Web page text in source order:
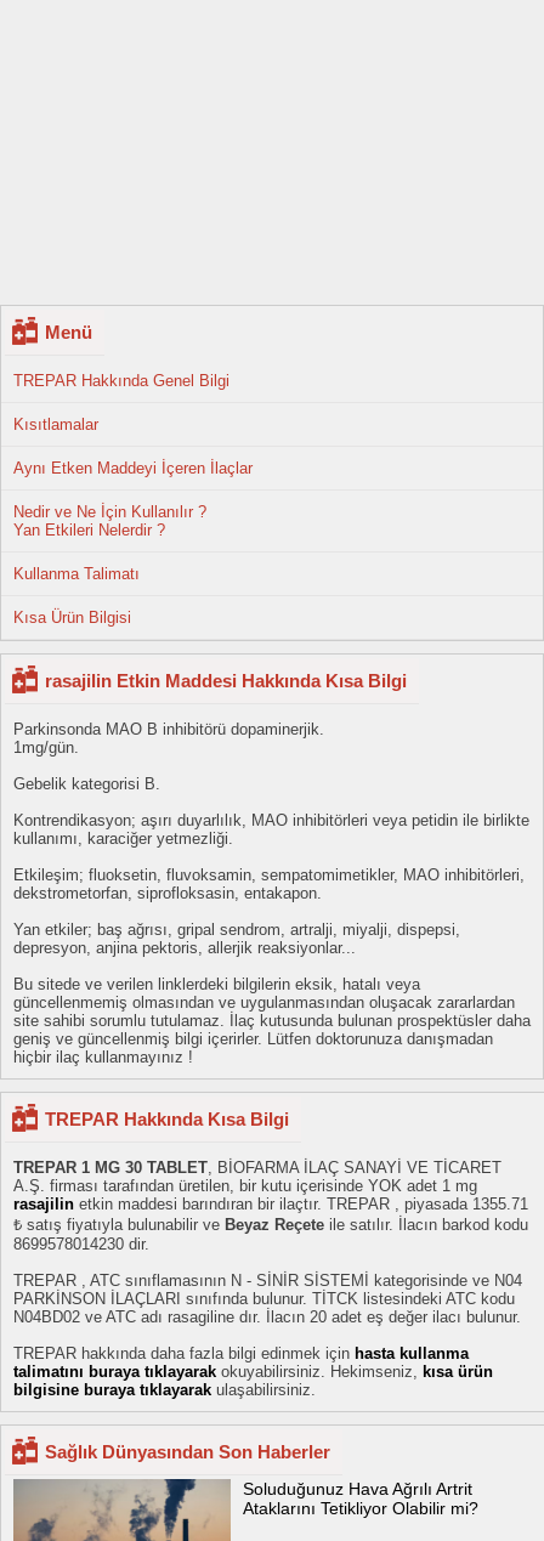
Menü
TREPAR Hakkında Genel Bilgi
Kısıtlamalar
Aynı Etken Maddeyi İçeren İlaçlar
Nedir ve Ne İçin Kullanılır ?
Yan Etkileri Nelerdir ?
Kullanma Talimatı
Kısa Ürün Bilgisi
rasajilin Etkin Maddesi Hakkında Kısa Bilgi
Parkinsonda MAO B inhibitörü dopaminerjik.
1mg/gün.
Gebelik kategorisi B.
Kontrendikasyon; aşırı duyarlılık, MAO inhibitörleri veya petidin ile birlikte
kullanımı, karaciğer yetmezliği.
Etkileşim; fluoksetin, fluvoksamin, sempatomimetikler, MAO inhibitörleri,
dekstrometorfan, siprofloksasin, entakapon.
Yan etkiler; baş ağrısı, gripal sendrom, artralji, miyalji, dispepsi,
depresyon, anjina pektoris, allerjik reaksiyonlar...
Bu sitede ve verilen linklerdeki bilgilerin eksik, hatalı veya
güncellenmemiş olmasından ve uygulanmasından oluşacak zararlardan
site sahibi sorumlu tutulamaz. İlaç kutusunda bulunan prospektüsler daha
geniş ve güncellenmiş bilgi içerirler. Lütfen doktorunuza danışmadan
hiçbir ilaç kullanmayınız !
TREPAR Hakkında Kısa Bilgi
TREPAR 1 MG 30 TABLET, BİOFARMA İLAÇ SANAYİ VE TİCARET
A.Ş. firması tarafından üretilen, bir kutu içerisinde YOK adet 1 mg
rasajilin etkin maddesi barındıran bir ilaçtır. TREPAR , piyasada 1355.71
₺ satış fiyatıyla bulunabilir ve Beyaz Reçete ile satılır. İlacın barkod kodu
8699578014230 dir.
TREPAR , ATC sınıflamasının N - SİNİR SİSTEMİ kategorisinde ve N04
PARKİNSON İLAÇLARI sınıfında bulunur. TİTCK listesindeki ATC kodu
N04BD02 ve ATC adı rasagiline dır. İlacın 20 adet eş değer ilacı bulunur.
TREPAR hakkında daha fazla bilgi edinmek için hasta kullanma
talimatını buraya tıklayarak okuyabilirsiniz. Hekimseniz, kısa ürün
bilgisine buraya tıklayarak ulaşabilirsiniz.
Sağlık Dünyasından Son Haberler
Soluduğunuz Hava Ağrılı Artrit
Ataklarını Tetikliyor Olabilir mi?